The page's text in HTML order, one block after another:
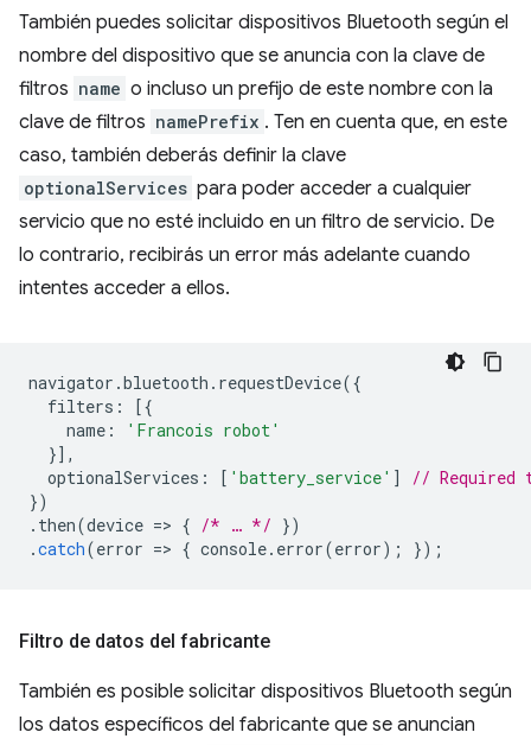
También puedes solicitar dispositivos Bluetooth según el
nombre del dispositivo que se anuncia con la clave de
filtros name o incluso un prefijo de este nombre con la
clave de filtros namePrefix . Ten en cuenta que, en este
caso, también deberás definir la clave
optionalServices para poder acceder a cualquier
servicio que no esté incluido en un filtro de servicio. De
lo contrario, recibirás un error más adelante cuando
intentes acceder a ellos.
navigator .bluetooth . requestDevice({
filters :
[{
name :
'Francois robot'
}],
optionalServices : [ 'battery_service' ]
// Required
})
. then(device => { /* … */ })
.catch(error => { console. error(error); });
Filtro de datos del fabricante
También es posible solicitar dispositivos Bluetooth según
los datos específicos del fabricante que se anuncian